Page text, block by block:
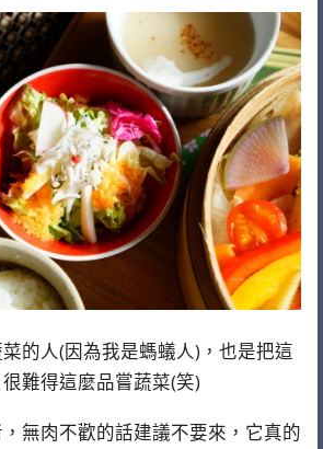
的人(因為我是螞蟻人)，也是把這
難得這麼品嘗蔬菜(笑)
無肉不歡的話建議不要來，它真的